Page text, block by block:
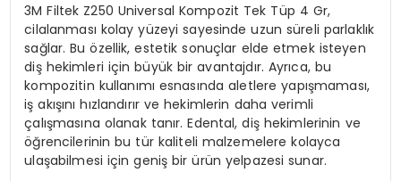
3M Filtek Z250 Universal Kompozit Tek Tüp 4 Gr,
cilalanması kolay yüzeyi sayesinde uzun süreli parlaklık
sağlar. Bu özellik, estetik sonuçlar elde etmek isteyen
diş hekimleri için büyük bir avantajdır. Ayrıca, bu
kompozitin kullanımı esnasında aletlere yapışmaması,
iş akışını hızlandırır ve hekimlerin daha verimli
çalışmasına olanak tanır. Edental, diş hekimlerinin ve
öğrencilerinin bu tür kaliteli malzemelere kolayca
ulaşabilmesi için geniş bir ürün yelpazesi sunar.